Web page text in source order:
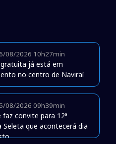
08/2026 10h27min
já está em
no centro de Naviraí
08/2026 09h39min
faz convite para 12ª
Seleta que acontecerá dia